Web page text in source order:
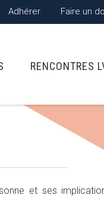
Adhérer Faire un
RENCONTRES
et ses